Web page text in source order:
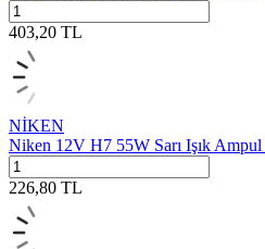
403,20 TL
NİKEN
Niken 12V H7 55W Sarı Işık
226,80 TL